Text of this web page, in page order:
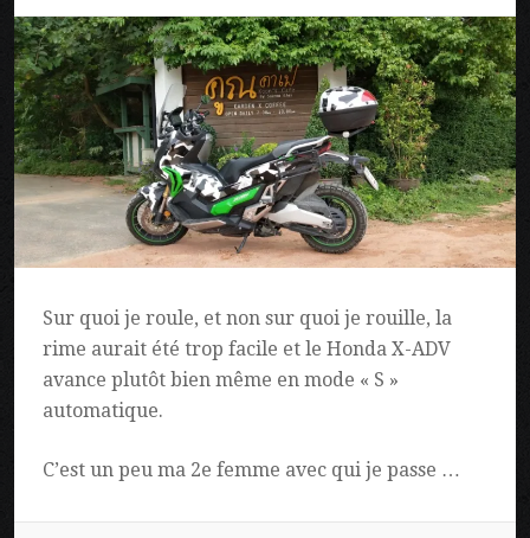
Sur quoi je roule, et non sur quoi je rouille, la
rime aurait été trop facile et le Honda X-ADV
avance plutôt bien même en mode « S »
automatique.
C’est un peu ma 2e femme avec qui je passe …